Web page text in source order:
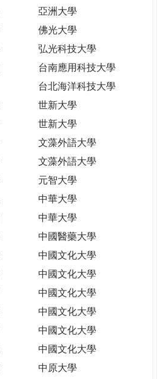
亞洲大學
佛光大學
弘光科技大學
台南應用科技大學
台北海洋科技大學
世新大學
世新大學
文藻外語大學
文藻外語大學
元智大學
中華大學
中華大學
中國醫藥大學
中國文化大學
中國文化大學
中國文化大學
中國文化大學
中國文化大學
中國文化大學
中原大學